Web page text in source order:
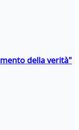
della verità"